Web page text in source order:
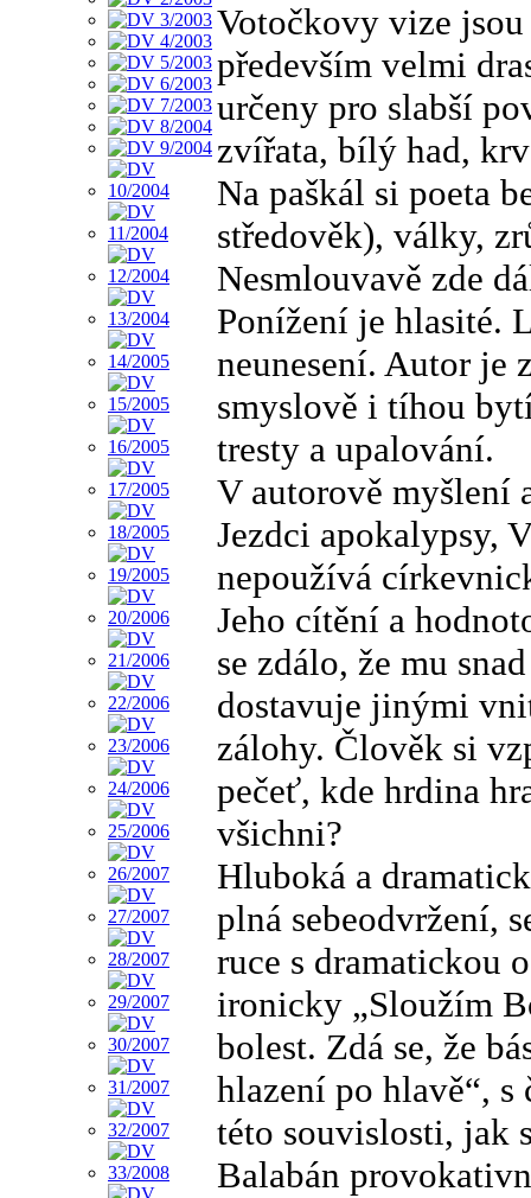
Votočkovy vize
především velmi
určeny pro slabší
zvířata, bílý had,
Na paškál si poeta
středověk), války,
Nesmlouvavě zde
Ponížení je hlasité.
neunesení. Autor je
smyslově i tíhou
tresty a upalování.
V autorově myšlení
Jezdci apokalypsy,
nepoužívá
Jeho cítění a
se zdálo, že mu
dostavuje jinými
zálohy. Člověk si
pečeť, kde hrdina
všichni?
Hluboká a
plná sebeodvržení,
ruce s dramatickou
ironicky „Sloužím
bolest. Zdá se, že
hlazení po hlavě“,
této souvislosti, jak
Balabán